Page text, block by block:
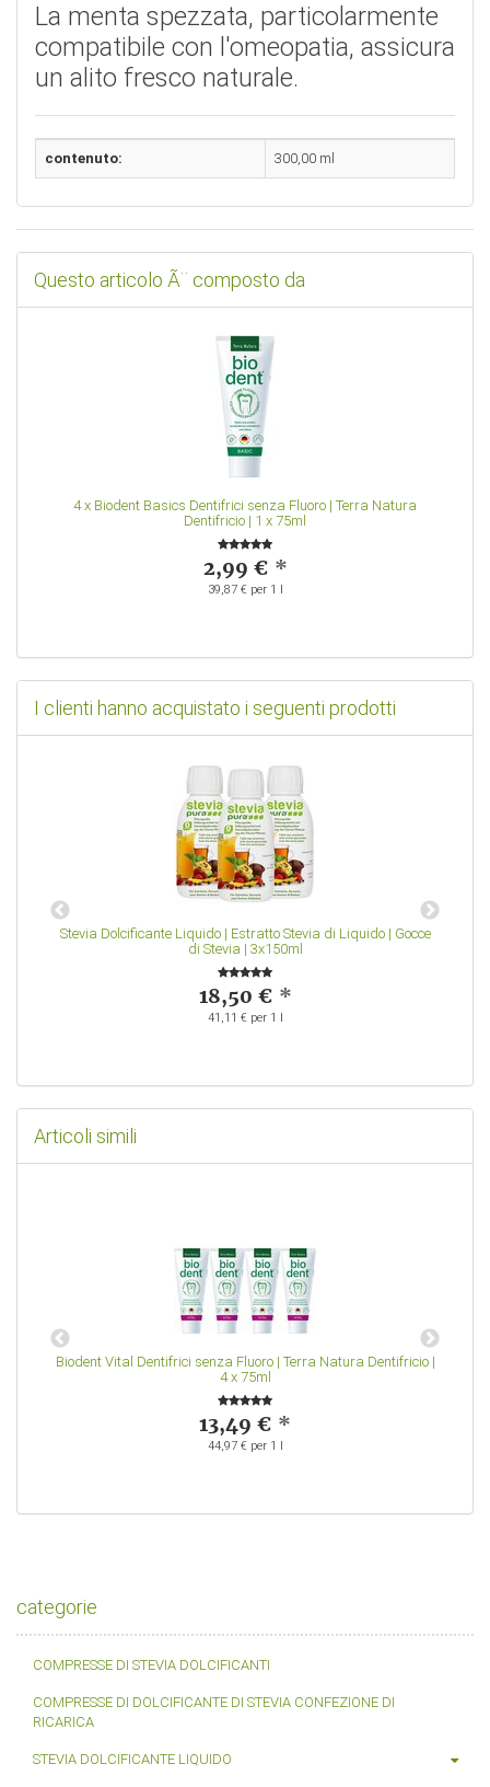
La menta spezzata, particolarmente
compatibile con l'omeopatia, assicura
un alito fresco naturale.
contenuto: 300,00 ml
Questo articolo Ã¨ composto da
4 x Biodent Basics Dentifrici senza Fluoro | Terra Natura
Dentifricio | 1 x 75ml
2,99 € *
39,87 € per 1 l
I clienti hanno acquistato i seguenti prodotti
Stevia Dolcificante Liquido | Estratto Stevia di Liquido | Gocce
di Stevia | 3x150ml
18,50 € *
41,11 € per 1 l
Articoli simili
Biodent Vital Dentifrici senza Fluoro | Terra Natura Dentifricio |
4 x 75ml
13,49 € *
44,97 € per 1 l
categorie
COMPRESSE DI STEVIA DOLCIFICANTI
COMPRESSE DI DOLCIFICANTE DI STEVIA CONFEZIONE DI
RICARICA
STEVIA DOLCIFICANTE LIQUIDO